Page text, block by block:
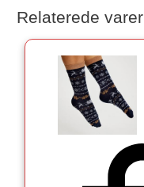
Relaterede varer